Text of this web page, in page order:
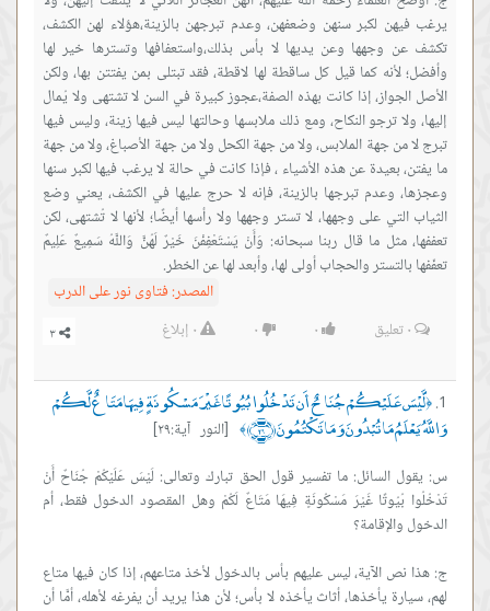
يرغب فيهن لكبر سنهن وضعفهن، وعدم تبرجهن بالزينة،هؤلاء لهن الكشف،
تكشف عن وجهها وعن يديها لا بأس بذلك،واستعفافها وتسترها خير لها
وأفضل؛ لأنه كما قيل كل ساقطة لها لاقطة، فقد تبتلى بمن يفتتن بها، ولكن
الأصل الجواز، إذا كانت بهذه الصفة،عجوز كبيرة في السن لا تشتهى ولا يُمال
إليها، ولا ترجو النكاح، ومع ذلك ملابسها وحالتها ليس فيها زينة، وليس فيها
تبرج لا من جهة الملابس، ولا من جهة الكحل ولا من جهة الأصباغ، ولا من جهة
ما يفتن، بعيدة عن هذه الأشياء ، فإذا كانت في حالة لا يرغب فيها لكبر سنها
وعجزها، وعدم تبرجها بالزينة، فإنه لا حرج عليها في الكشف، يعني وضع
الثياب التي على وجهها، لا تستر وجهها ولا رأسها أيضًا؛ لأنها لا تُشتهى، لكن
تعففها، مثل ما قال ربنا سبحانه: وَأَنْ يَسْتَعْفِفْنَ خَيْرٌ لَهُنَّ وَاللَّهُ سَمِيعٌ عَلِيمٌ
تعفّفها بالتستر والحجاب أولى لها، وأبعد لها عن الخطر.
المصدر:فتاوى نور على الدرب
٠تعليق ٠ ٠ ٠ إبلاغ
﴿لَّيْسَ عَلَيْكُمْ جُنَاحٌ أَن تَدْخُلُوا بُيُوتًا غَيْرَ مَسْكُونَةٍ فِيهَا مَتَاعٌ لَّكُمْ
وَاللَّهُ يَعْلَمُ مَا تُبْدُونَ وَمَا تَكْتُمُونَ ﴿٢٩﴾ ﴾
[النور آية:٢٩]
س: يقول السائل: ما تفسير قول الحق تبارك وتعالى: لَيْسَ عَلَيْكُمْ جُنَاحٌ أَنْ
تَدْخُلُوا بُيُوتًا غَيْرَ مَسْكُونَةٍ فِيهَا مَتَاعٌ لَكُمْ وهل المقصود الدخول فقط، أم
ج: هذا نص الآية، ليس عليهم بأس بالدخول لأخذ متاعهم، إذا كان فيها متاع
لهم، سيارة يأخذها، أثاث يأخذه لا بأس؛ لأن هذا يريد أن يفرغه لأهله، أمَّا أن